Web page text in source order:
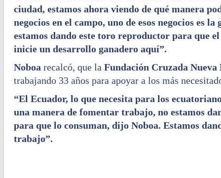
ciudad, estamos ahora viendo de qué manera
negocios en el campo, uno de esos negocios es la
estamos dando este toro reproductor para que
inicie un desarrollo ganadero aquí”.
Noboa recalcó, que la Fundación Cruzada
trabajando 33 años para apoyar a los más
“El Ecuador, lo que necesita para los
una manera de fomentar trabajo, no estamos
para que lo consuman, dijo Noboa. Estamos
trabajo”.